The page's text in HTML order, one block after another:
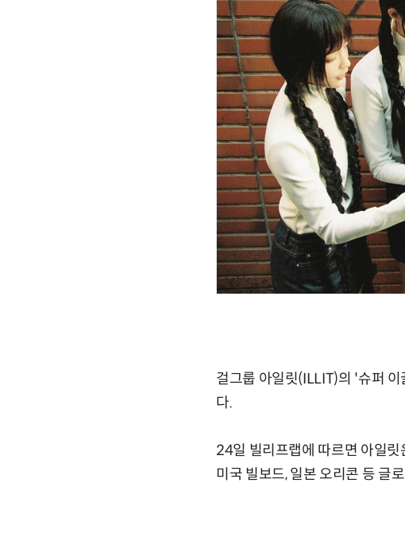
걸그룹 아일릿(ILLIT)의 '슈퍼
다.
24일 빌리프랩에 따르면 아일
미국 빌보드, 일본 오리콘 등 글